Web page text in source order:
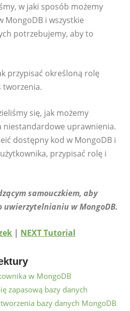
w jaki sposób możemy
MongoDB i wszystkie
potrzebujemy, aby to
przypisać określoną rolę
tworzenia.
się, jak możemy
niestandardowe uprawnienia.
dostępny kod w MongoDB i
przypisać rolę i
samouczkiem, aby
uwierzytelnianiu w MongoDB.
| NEXT Tutorial
w MongoDB
zapasową bazy danych
bazy danych MongoDB